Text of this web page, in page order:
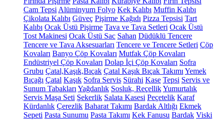
Cam Tepsi Alüminyum Folyo Kek Kalıbı Muffin Kalıbı
Çikolata Kalıbı Güveç Pişirme Kağıdı Pizza Tepsisi Tart
Kalıbı Ocak Üstü Pişirme Tava ve Tava Setleri Ocak Üstü
Tost Makinesi Ocak Üstü Sac Sahan Düdüklü Tencere
Tencere ve Tava Aksesuarları Tencere ve Tencere Setleri Çöp
Kovaları Banyo Çöp Kovaları Mutfak Çöp Kovaları
Endüstriyel Çöp Kovaları Dolap İçi Çöp Kovaları Sofra
Grubu Çatal,Kaşık,Bıçak Çatal Kaşık Bıçak Takımı Yemek
Bıçağı Çatal Kaşık Sofra Servis Sürahi Kase Tepsi Servis ve
Sunum Tabakları Yağdanlık Sosluk, ReçellikYumurtalık
Servis Maşa Seti Şekerlik Salata Kasesi Peçetelik Karaf
Kürdanlık Çerezlik Baharat Takımı Bardak Altlığı Ekmek
Sepeti Pasta Sunumu Pasta Takımı Kek Fanusu Bardak Viski